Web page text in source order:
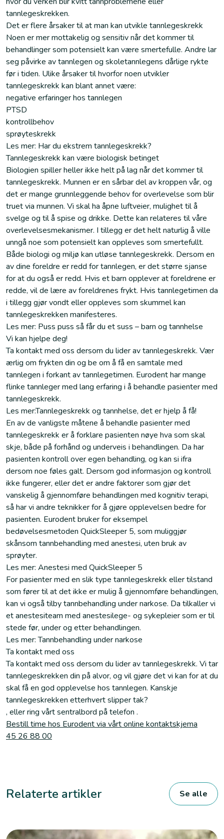
tannlegeskrekken.
Det er flere årsaker til at man kan utvikle tannlegeskrekk
Noen er mer mottakelig og sensitiv når det kommer til
behandlinger som potensielt kan være smertefulle. Andre lar
seg påvirke av tannlegen og skoletannlegens dårlige rykte
før i tiden. Ulike årsaker til hvorfor noen utvikler
tannlegeskrekk kan blant annet være:
negative erfaringer hos tannlegen
PTSD
kontrollbehov
sprøyteskrekk
Les mer: Har du ekstrem tannlegeskrekk?
Tannlegeskrekk kan være biologisk betinget
Biologien spiller heller ikke helt på lag når det kommer til
tannlegeskrekk. Munnen er en sårbar del av kroppen vår, og
det er mange grunnleggende behov for overlevelse som blir
truet via munnen. Vi skal ha åpne luftveier, mulighet til å
svelge og til å spise og drikke. Dette kan relateres til våre
overlevelsesmekanismer. I tillegg er det helt naturlig å ville
unngå noe som potensielt kan oppleves som smertefullt.
Både biologi og miljø kan utløse tannlegeskrekk. Dersom en
av dine foreldre er redd for tannlegen, er det større sjanse
for at du også er redd. Hvis et barn opplever at foreldrene er
redde, vil de lære av foreldrenes frykt. Hvis tannlegetimen da
i tillegg gjør vondt eller oppleves som skummel kan
tannlegeskrekken manifesteres.
Les mer: Puss puss så får du et suss – barn og tannhelse
Vi kan hjelpe deg!
Ta kontakt med oss dersom du lider av tannlegeskrekk. Vær
ærlig om frykten din og be om å få en samtale med
tannlegen i forkant av tannlegetimen. Eurodent har mange
flinke tannleger med lang erfaring i å behandle pasienter med
tannlegeskrekk.
Les mer:Tannlegeskrekk og tannhelse, det er hjelp å få!
En av de vanligste måtene å behandle pasienter med
tannlegeskrekk er å forklare pasienten nøye hva som skal
skje, både på forhånd og underveis i behandlingen. Da har
pasienten kontroll over egen behandling, og kan si ifra
dersom noe føles galt. Dersom god informasjon og kontroll
ikke fungerer, eller det er andre faktorer som gjør det
vanskelig å gjennomføre behandlingen med kognitiv terapi,
så har vi andre teknikker for å gjøre opplevelsen bedre for
pasienten. Eurodent bruker for eksempel
bedøvelsesmetoden QuickSleeper 5, som muliggjør
skånsom tannbehandling med anestesi, uten bruk av
sprøyter.
Les mer: Anestesi med QuickSleeper 5
For pasienter med en slik type tannlegeskrekk eller tilstand
som fører til at det ikke er mulig å gjennomføre behandlingen,
kan vi også tilby tannbehandling under narkose. Da tilkaller vi
et anestesiteam med anestesilege- og sykepleier som er til
stede før, under og etter behandlingen.
Les mer: Tannbehandling under narkose
Ta kontakt med oss
Ta kontakt med oss dersom du lider av tannlegeskrekk. Vi tar
tannlegeskrekken din på alvor, og vil gjøre det vi kan for at du
skal få en god opplevelse hos tannlegen. Kanskje
tannlegeskrekken etterhvert slipper tak?
, eller ring vårt sentralbord på telefon .
Bestill time hos Eurodent via vårt online kontaktskjema
45 26 88 00
Relaterte artikler Se alle